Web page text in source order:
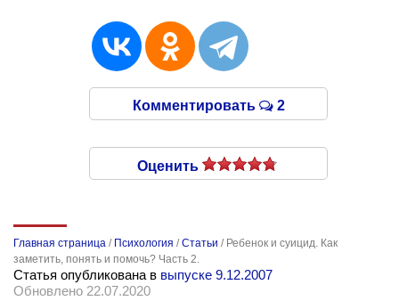
Комментировать 2
Оценить
Главная страница / Психология /Статьи / Ребенок и суицид. Как
заметить, понять и помочь? Часть 2.
Статья опубликована в выпуске 9.12.2007
Обновлено 22.07.2020